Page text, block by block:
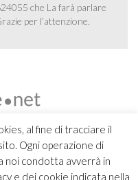
al fine di tracciare il
Ogni operazione di
condotta avverrà in
e dei cookie indicata nella
che La farà parlare
per l’attenzione.